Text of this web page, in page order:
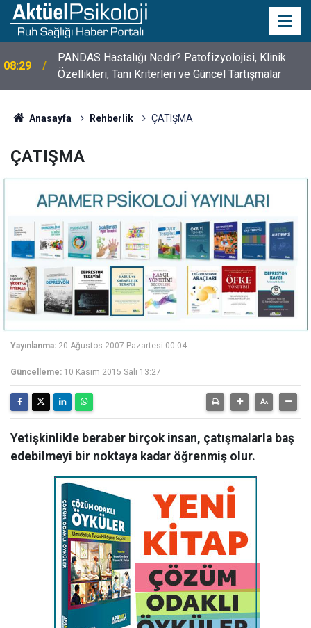
10:30
10 Mayıs Psikologlar Günü Nasıl Ortaya Çıktı? 10
Mayıs Tarihinin Hikayesi
Anasayfa Rehberlik ÇATIŞMA
ÇATIŞMA
Yayınlanma: 20 Ağustos 2007 Pazartesi 00:04
Güncelleme: 10 Kasım 2015 Salı 13:27
Yetişkinlikle beraber birçok insan, çatışmalarla baş
edebilmeyi bir noktaya kadar öğrenmiş olur.